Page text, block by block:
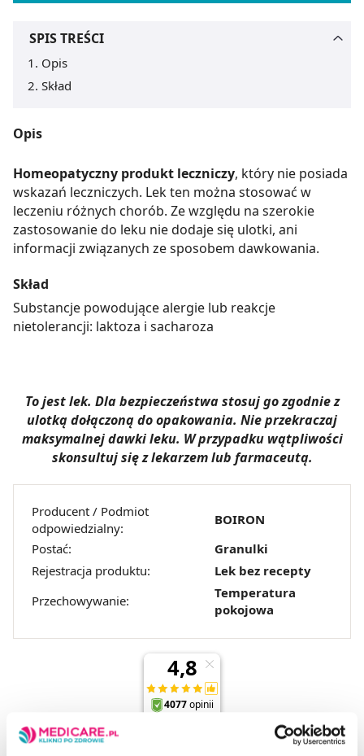
SPIS TREŚCI
Opis
Skład
Opis
Homeopatyczny produkt leczniczy, który nie posiada
wskazań leczniczych. Lek ten można stosować w
leczeniu różnych chorób. Ze względu na szerokie
zastosowanie do leku nie dodaje się ulotki, ani
informacji związanych ze sposobem dawkowania.
Skład
Substancje powodujące alergie lub reakcje
nietolerancji: laktoza i sacharoza
To jest lek. Dla bezpieczeństwa stosuj go zgodnie z
ulotką dołączoną do opakowania. Nie przekraczaj
maksymalnej dawki leku. W przypadku wątpliwości
skonsultuj się z lekarzem lub farmaceutą.
Producent / Podmiot
odpowiedzialny:
BOIRON
Postać:
Granulki
Rejestracja produktu:
Lek bez recepty
Przechowywanie:
Temperatura
pokojowa